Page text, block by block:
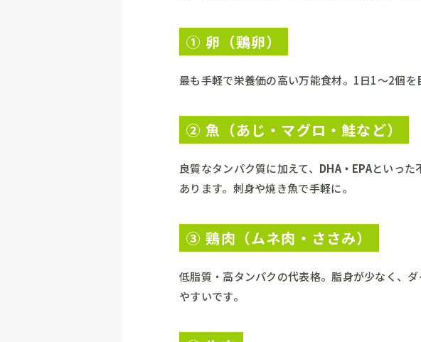
① 卵（鶏卵）
最も手軽で栄養価の高い万能食材。1日1〜2個を
② 魚（あじ・マグロ・鮭など）
良質なタンパク質に加えて、 DHA・EPAといった
あります。刺身や焼き魚で手軽に。
③ 鶏肉（ムネ肉・ささみ）
低脂質・高タンパクの代表格。脂身が少なく、
やすいです。